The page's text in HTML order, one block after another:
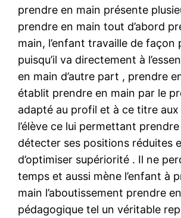
prendre en main présente
prendre en main tout d’abord
main, l’enfant travaille de façon
puisqu’il va directement à
en main d’autre part , prendre
établit prendre en main par le
adapté au profil et à ce titre
l’élève ce lui permettant
détecter ses positions réduites
d’optimiser supériorité . Il ne
temps et aussi mène l’enfant à
main l’aboutissement prendre
pédagogique tel un véritable